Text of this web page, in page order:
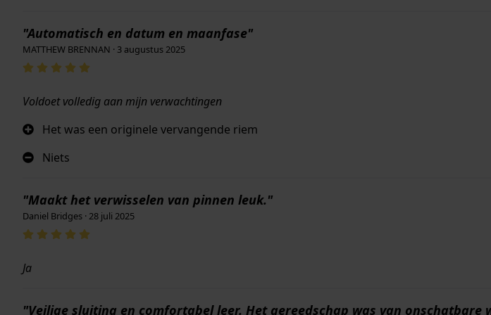
"Automatisch en datum en maanfase"
MATTHEW BRENNAN · 3 augustus 2025
Voldoet volledig aan mijn verwachtingen
Het was een originele vervangende riem
Niets
"Maakt het verwisselen van pinnen leuk."
Daniel Bridges · 28 juli 2025
Ja
"Veilige sluiting en comfortabel leer. Het gereedschap was van